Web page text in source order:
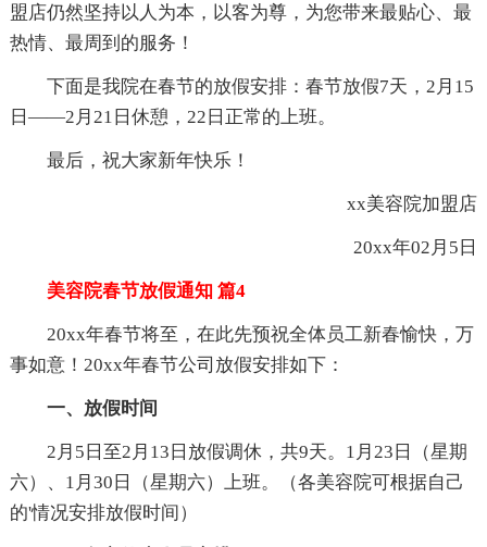
盟店仍然坚持以人为本，以客为尊，为您带来最贴心、最
热情、最周到的服务！
下面是我院在春节的放假安排：春节放假7天，2月15
日——2月21日休憩，22日正常的上班。
最后，祝大家新年快乐！
xx美容院加盟店
20xx年02月5日
美容院春节放假通知 篇4
20xx年春节将至，在此先预祝全体员工新春愉快，万
事如意！20xx年春节公司放假安排如下：
一、放假时间
2月5日至2月13日放假调休，共9天。1月23日（星期
六）、1月30日（星期六）上班。（各美容院可根据自己
的'情况安排放假时间）